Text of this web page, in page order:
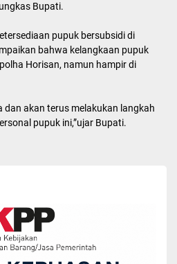
Bupati.
pupuk bersubsidi di
bahwa kelangkaan pupuk
Horisan, namun hampir di
dan akan terus melakukan langkah
pupuk ini,”ujar Bupati.